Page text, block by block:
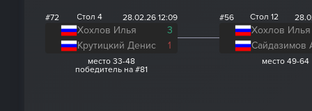
#72 Стол 4 28.02.26 12:09
Хохлов Илья
3
Крутицкий Денис
1
место 33-48
победитель на #81
#56 Стол 12
Хохлов Илья
место 49-64